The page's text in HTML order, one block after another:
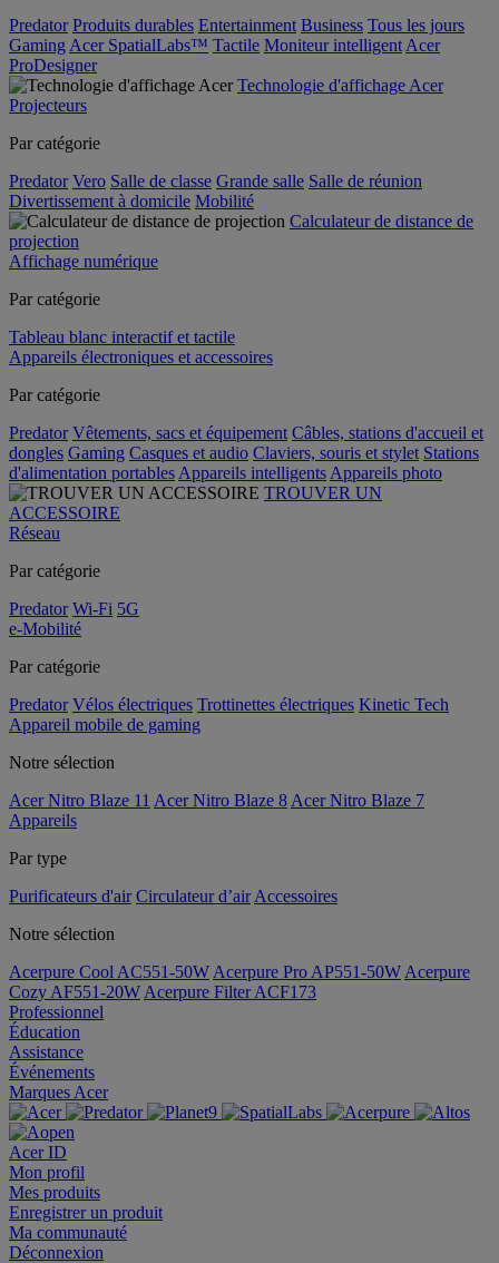
Predator Produits durables Entertainment Business Tous les jours
Gaming Acer SpatialLabs™ Tactile Moniteur intelligent Acer
ProDesigner
Technologie d'affichage Acer
Projecteurs
Par catégorie
Predator Vero Salle de classe Grande salle Salle de réunion
Divertissement à domicile Mobilité
Calculateur de distance de
projection
Affichage numérique
Par catégorie
Tableau blanc interactif et tactile
Appareils électroniques et accessoires
Par catégorie
Predator Vêtements, sacs et équipement Câbles, stations d'accueil et
dongles Gaming Casques et audio Claviers, souris et stylet Stations
d'alimentation portables Appareils intelligents Appareils photo
TROUVER UN
ACCESSOIRE
Réseau
Par catégorie
Predator Wi-Fi 5G
e-Mobilité
Par catégorie
Predator Vélos électriques Trottinettes électriques Kinetic Tech
Appareil mobile de gaming
Notre sélection
Acer Nitro Blaze 11 Acer Nitro Blaze 8 Acer Nitro Blaze 7
Appareils
Par type
Purificateurs d'air Circulateur d’air Accessoires
Notre sélection
Acerpure Cool AC551-50W Acerpure Pro AP551-50W Acerpure
Cozy AF551-20W Acerpure Filter ACF173
Professionnel
Éducation
Assistance
Événements
Marques Acer
Acer ID
Mon profil
Mes produits
Enregistrer un produit
Ma communauté
Déconnexion